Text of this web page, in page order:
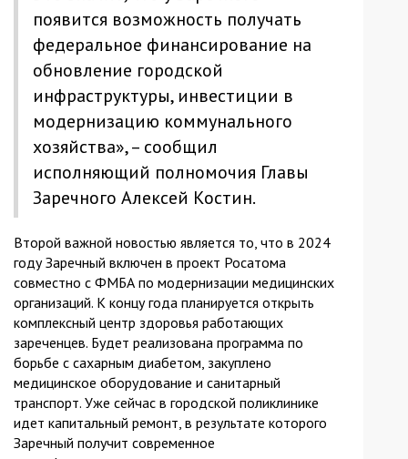
появится возможность получать
федеральное финансирование на
обновление городской
инфраструктуры, инвестиции в
модернизацию коммунального
хозяйства», – сообщил
исполняющий полномочия Главы
Заречного Алексей Костин.
Второй важной новостью является то, что в 2024
году Заречный включен в проект Росатома
совместно с ФМБА по модернизации медицинских
организаций. К концу года планируется открыть
комплексный центр здоровья работающих
зареченцев. Будет реализована программа по
борьбе с сахарным диабетом, закуплено
медицинское оборудование и санитарный
транспорт. Уже сейчас в городской поликлинике
идет капитальный ремонт, в результате которого
Заречный получит современное